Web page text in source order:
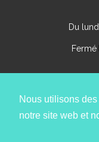
Nous utilisons
notre site web et
Du